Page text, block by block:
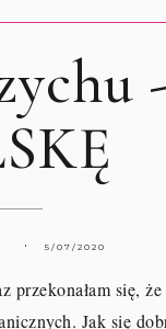
5/07/2020
się, że
Jak się